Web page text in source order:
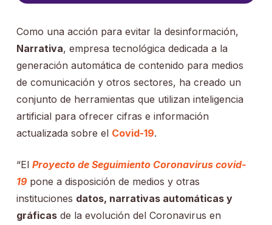
Como una acción para evitar la desinformación,
Narrativa, empresa tecnológica dedicada a la
generación automática de contenido para medios
de comunicación y otros sectores, ha creado un
conjunto de herramientas que utilizan inteligencia
artificial para ofrecer cifras e información
actualizada sobre el Covid-19.
“El Proyecto de Seguimiento Coronavirus covid-
19pone a disposición de medios y otras
instituciones datos, narrativas automáticas y
gráficasde la evolución del Coronavirus en